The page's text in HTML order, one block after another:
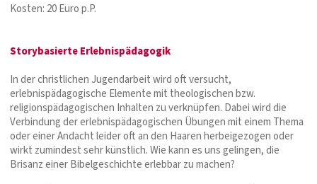
Kosten: 20 Euro p.P.
Storybasierte Erlebnispädagogik
In der christlichen Jugendarbeit wird oft versucht,
erlebnispädagogische Elemente mit theologischen bzw.
religionspädagogischen Inhalten zu verknüpfen. Dabei wird die
Verbindung der erlebnispädagogischen Übungen mit einem Thema
oder einer Andacht leider oft an den Haaren herbeigezogen oder
wirkt zumindest sehr künstlich. Wie kann es uns gelingen, die
Brisanz einer Bibelgeschichte erlebbar zu machen?